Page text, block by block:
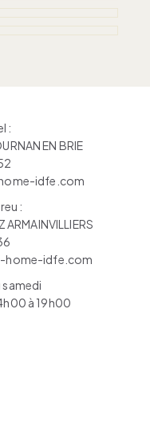
:
EN BRIE
idfe.com
:
home-idfe.com
samedi
à 19h00